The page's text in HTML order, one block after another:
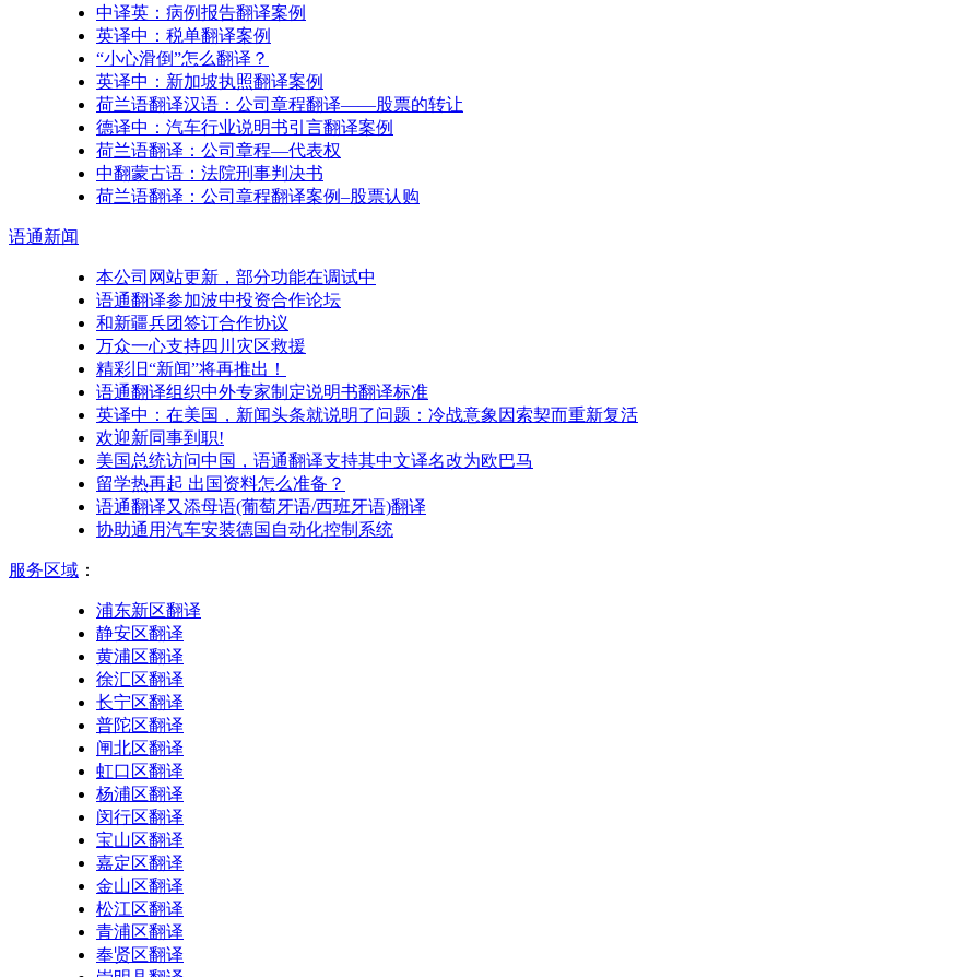
中译英：病例报告翻译案例
英译中：税单翻译案例
“小心滑倒”怎么翻译？
英译中：新加坡执照翻译案例
荷兰语翻译汉语：公司章程翻译——股票的转让
德译中：汽车行业说明书引言翻译案例
荷兰语翻译：公司章程—代表权
中翻蒙古语：法院刑事判决书
荷兰语翻译：公司章程翻译案例–股票认购
语通新闻
本公司网站更新，部分功能在调试中
语通翻译参加波中投资合作论坛
和新疆兵团签订合作协议
万众一心支持四川灾区救援
精彩旧“新闻”将再推出！
语通翻译组织中外专家制定说明书翻译标准
英译中：在美国，新闻头条就说明了问题：冷战意象因索契而重新复活
欢迎新同事到职!
美国总统访问中国，语通翻译支持其中文译名改为欧巴马
留学热再起 出国资料怎么准备？
语通翻译又添母语(葡萄牙语/西班牙语)翻译
协助通用汽车安装德国自动化控制系统
服务区域 ：
浦东新区翻译
静安区翻译
黄浦区翻译
徐汇区翻译
长宁区翻译
普陀区翻译
闸北区翻译
虹口区翻译
杨浦区翻译
闵行区翻译
宝山区翻译
嘉定区翻译
金山区翻译
松江区翻译
青浦区翻译
奉贤区翻译